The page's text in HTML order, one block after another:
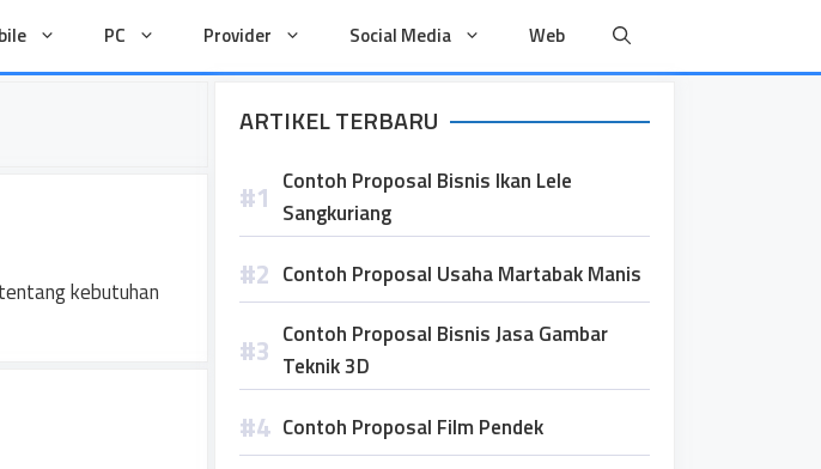
PC Provider Social Media Web
kebutuhan
ARTIKEL TERBARU
Contoh Proposal Bisnis Ikan Lele
Sangkuriang
Contoh Proposal Usaha Martabak Manis
Contoh Proposal Bisnis Jasa Gambar
Teknik 3D
Contoh Proposal Film Pendek